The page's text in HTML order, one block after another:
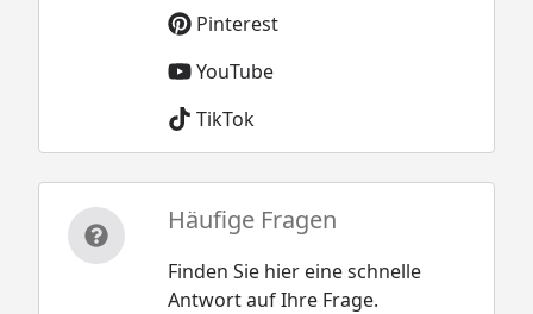
Pinterest
YouTube
TikTok
Häufige Fragen
Finden Sie hier eine schnelle
Antwort auf Ihre Frage.